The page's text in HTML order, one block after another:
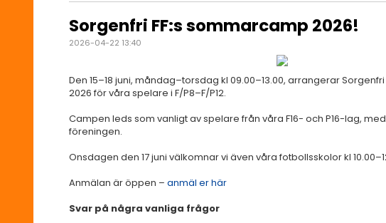
Sorgenfri FF:s sommarcamp 2026!
2026-04-22 13:40
Den 15–18 juni, måndag–torsdag kl 09.00–13.00, arrangerar
2026 för våra spelare i F/P8–F/P12.
Campen leds som vanligt av spelare från våra F16- och P16-lag,
föreningen.
Onsdagen den 17 juni välkomnar vi även våra fotbollsskolor kl
Anmälan är öppen – anmäl er här
Svar på några vanliga frågor